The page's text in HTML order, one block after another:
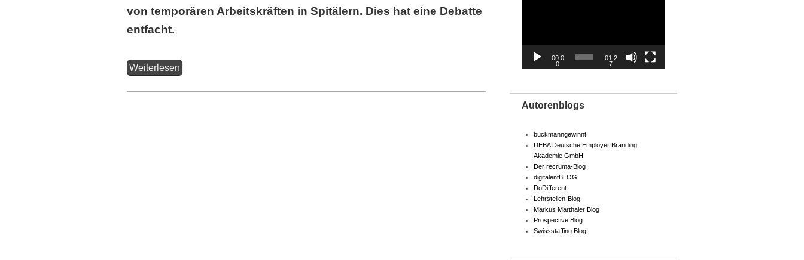
von temporären Arbeitskräften in Spitälern. Dies hat eine Debatte
entfacht.
Weiterlesen
00:0
0
01:2
7
Autorenblogs
buckmanngewinnt
DEBA Deutsche Employer Branding
Akademie GmbH
Der recruma-Blog
digitalentBLOG
DoDifferent
Lehrstellen-Blog
Markus Marthaler Blog
Prospective Blog
Swissstaffing Blog